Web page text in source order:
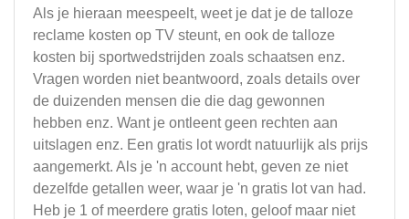
Als je hieraan meespeelt, weet je dat je de talloze
reclame kosten op TV steunt, en ook de talloze
kosten bij sportwedstrijden zoals schaatsen enz.
Vragen worden niet beantwoord, zoals details over
de duizenden mensen die die dag gewonnen
hebben enz. Want je ontleent geen rechten aan
uitslagen enz. Een gratis lot wordt natuurlijk als prijs
aangemerkt. Als je 'n account hebt, geven ze niet
dezelfde getallen weer, waar je 'n gratis lot van had.
Heb je 1 of meerdere gratis loten, geloof maar niet